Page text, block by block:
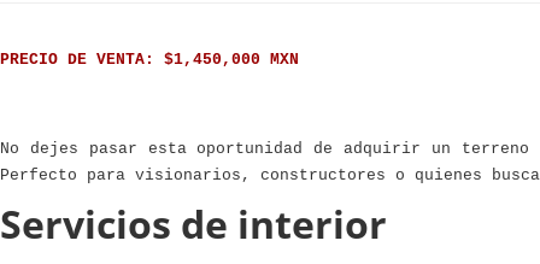
PRECIO DE VENTA: $1,450,000 MXN
No dejes pasar esta oportunidad de adquirir un terreno
Perfecto para visionarios, constructores o quienes
Servicios de interior